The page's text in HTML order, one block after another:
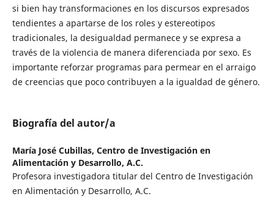
si bien hay transformaciones en los discursos expresados
tendientes a apartarse de los roles y estereotipos
tradicionales, la desigualdad permanece y se expresa a
través de la violencia de manera diferenciada por sexo. Es
importante reforzar programas para permear en el arraigo
de creencias que poco contribuyen a la igualdad de género.
Biografía del autor/a
María José Cubillas, Centro de Investigación en
Alimentación y Desarrollo, A.C.
Profesora investigadora titular del Centro de Investigación
en Alimentación y Desarrollo, A.C.